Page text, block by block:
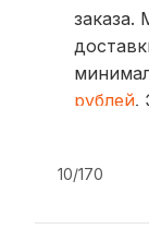
заказа.
рублей.
10/170